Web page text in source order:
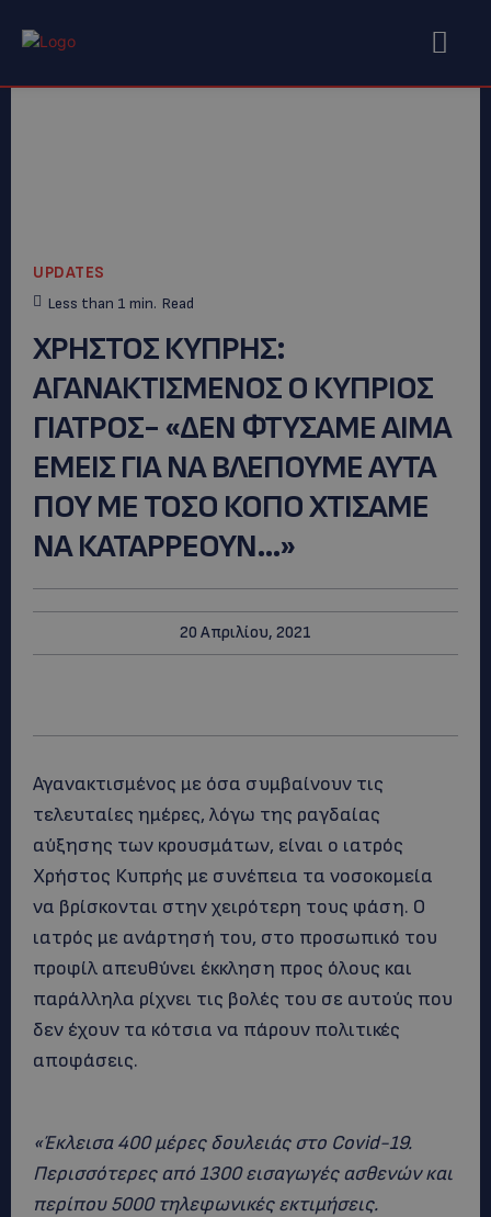
UPDATES
Less than 1 min. Read
ΧΡΗΣΤΟΣ ΚΥΠΡΗΣ:
AΓΑΝΑΚΤΙΣΜΕΝΟΣ Ο ΚΥΠΡΙΟΣ
ΓΙΑΤΡΟΣ- «ΔΕΝ ΦΤΥΣΑΜΕ ΑΙΜΑ
ΕΜΕΙΣ ΓΙΑ ΝΑ ΒΛΕΠΟΥΜΕ ΑΥΤΑ
ΠΟΥ ΜΕ ΤΟΣΟ ΚΟΠΟ ΧΤΙΣΑΜΕ
ΝΑ ΚΑΤΑΡΡΕΟΥΝ…»
20 Απριλίου, 2021
Αγανακτισμένος με όσα συμβαίνουν τις
τελευταίες ημέρες, λόγω της ραγδαίας
αύξησης των κρουσμάτων, είναι ο ιατρός
Χρήστος Κυπρής με συνέπεια τα νοσοκομεία
να βρίσκονται στην χειρότερη τους φάση. Ο
ιατρός με ανάρτησή του, στο προσωπικό του
προφίλ απευθύνει έκκληση προς όλους και
παράλληλα ρίχνει τις βολές του σε αυτούς που
δεν έχουν τα κότσια να πάρουν πολιτικές
αποφάσεις.
«Έκλεισα 400 μέρες δουλειάς στο Covid-19.
Περισσότερες από 1300 εισαγωγές ασθενών και
περίπου 5000 τηλεφωνικές εκτιμήσεις.